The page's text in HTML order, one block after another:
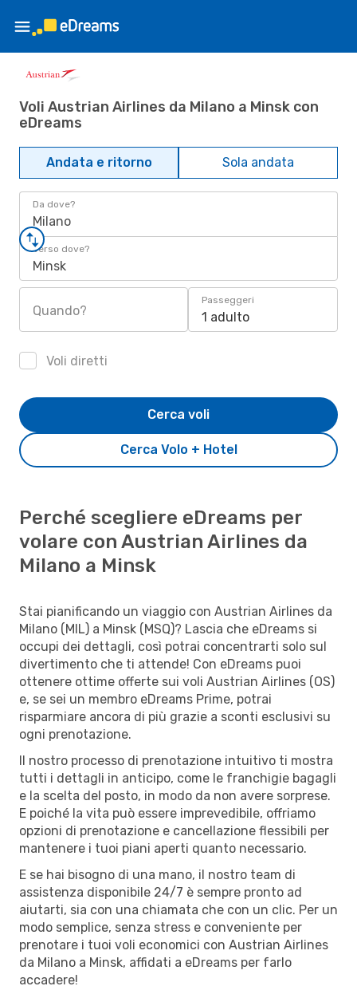
Voli Austrian Airlines da Milano a Minsk con
eDreams
Andata e ritorno Sola andata
Da dove?
Milano
Verso dove?
Minsk
Quando?
Passeggeri
1 adulto
Voli diretti
Cerca Volo + Hotel
Cerca voli
Perché scegliere eDreams per
volare con Austrian Airlines da
Milano a Minsk
Stai pianificando un viaggio con Austrian Airlines da
Milano (MIL) a Minsk (MSQ)? Lascia che eDreams si
occupi dei dettagli, così potrai concentrarti solo sul
divertimento che ti attende! Con eDreams puoi
ottenere ottime offerte sui voli Austrian Airlines (OS)
e, se sei un membro eDreams Prime, potrai
risparmiare ancora di più grazie a sconti esclusivi su
ogni prenotazione.
Il nostro processo di prenotazione intuitivo ti mostra
tutti i dettagli in anticipo, come le franchigie bagagli
e la scelta del posto, in modo da non avere sorprese.
E poiché la vita può essere imprevedibile, offriamo
opzioni di prenotazione e cancellazione flessibili per
mantenere i tuoi piani aperti quanto necessario.
E se hai bisogno di una mano, il nostro team di
assistenza disponibile 24/7 è sempre pronto ad
aiutarti, sia con una chiamata che con un clic. Per un
modo semplice, senza stress e conveniente per
prenotare i tuoi voli economici con Austrian Airlines
da Milano a Minsk, affidati a eDreams per farlo
accadere!